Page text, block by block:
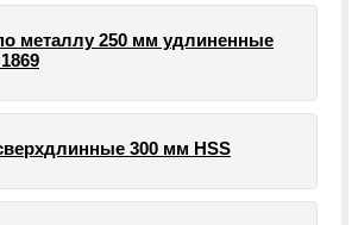
металлу 250 мм удлиненные
300 мм HSS